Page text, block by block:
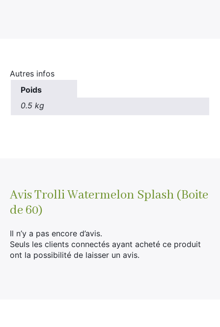
Autres infos
Poids
0.5 kg
AvisTrolli Watermelon Splash (Boite
de 60)
Il n’y a pas encore d’avis.
Seuls les clients connectés ayant acheté ce produit
ont la possibilité de laisser un avis.